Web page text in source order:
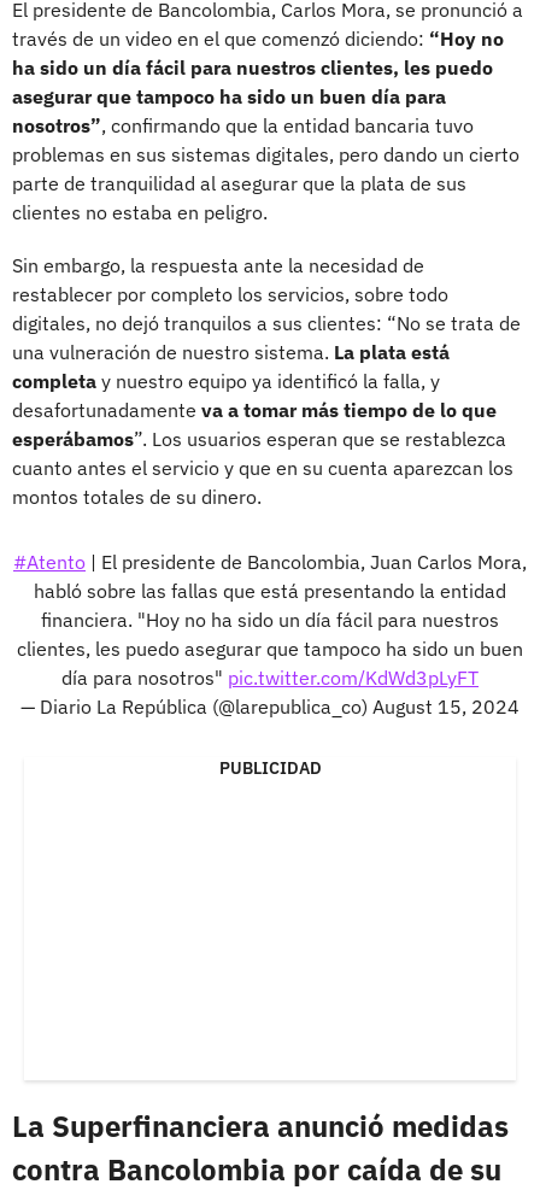
El presidente de Bancolombia, Carlos Mora, se pronunció a
través de un video en el que comenzó diciendo: “Hoy no
ha sido un día fácil para nuestros clientes, les puedo
asegurar que tampoco ha sido un buen día para
nosotros”, confirmando que la entidad bancaria tuvo
problemas en sus sistemas digitales, pero dando un cierto
parte de tranquilidad al asegurar que la plata de sus
clientes no estaba en peligro.
Sin embargo, la respuesta ante la necesidad de
restablecer por completo los servicios, sobre todo
digitales, no dejó tranquilos a sus clientes: “No se trata de
una vulneración de nuestro sistema. La plata está
completa y nuestro equipo ya identificó la falla, y
desafortunadamente va a tomar más tiempo de lo que
esperábamos”. Los usuarios esperan que se restablezca
cuanto antes el servicio y que en su cuenta aparezcan los
montos totales de su dinero.
#Atento | El presidente de Bancolombia, Juan Carlos Mora,
habló sobre las fallas que está presentando la entidad
financiera. "Hoy no ha sido un día fácil para nuestros
clientes, les puedo asegurar que tampoco ha sido un buen
día para nosotros" pic.twitter.com/KdWd3pLyFT
— Diario La República (@larepublica_co) August 15, 2024
PUBLICIDAD
La Superfinanciera anunció medidas
contra Bancolombia por caída de su